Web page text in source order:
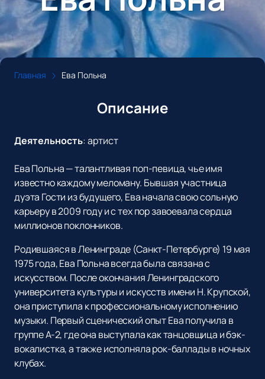
Главная Ева Польна
Описание
Деятельность:артист
Ева Польна — талантливая поп-певица, чье имя
известно каждому меломану. Бывшая участница
дуэта Гости из будущего, Ева начала свою сольную
карьеру в 2009 году и с тех пор завоевала сердца
миллионов поклонников.
Родившаяся в Ленинграде (Санкт-Петербурге) 19 мая
1975 года, Ева Польна всегда была связана с
искусством. После окончания Ленинградского
университета культуры и искусств имени Н. Крупской,
она приступила к профессиональному исполнению
музыки. Первый сценический опыт Ева получила в
группе А-2, где она выступала как танцовщица и бэк-
вокалистка, а также исполняла рок-баллады в ночных
клубах.